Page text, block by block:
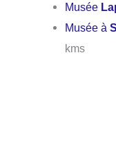
Musée
Musée à
kms